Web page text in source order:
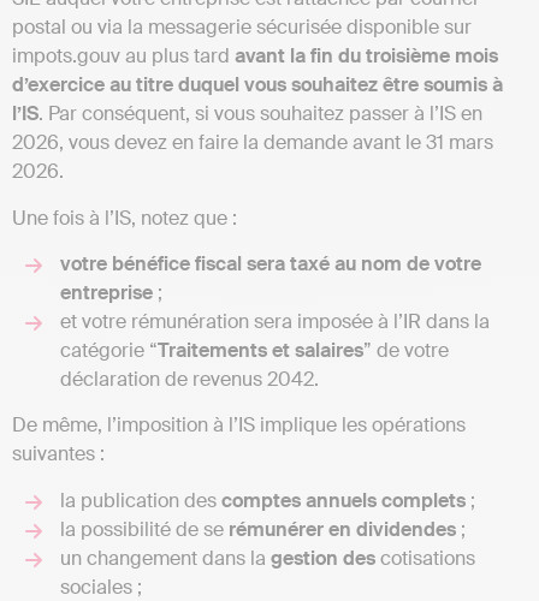
postal ou via la messagerie sécurisée disponible sur
impots.gouv au plus tard avant la fin du troisième mois
d’exercice au titre duquel vous souhaitez être soumis à
l’IS. Par conséquent, si vous souhaitez passer à l’IS en
2026, vous devez en faire la demande avant le 31 mars
2026.
Une fois à l’IS, notez que :
votre bénéfice fiscal sera taxé au nom de votre
entreprise ;
et votre rémunération sera imposée à l’IR dans la
catégorie “Traitements et salaires” de votre
déclaration de revenus 2042.
De même, l’imposition à l’IS implique les opérations
suivantes :
la publication descomptes annuels complets ;
la possibilité de se rémunérer en dividendes ;
un changement dans la gestion descotisations
sociales ;